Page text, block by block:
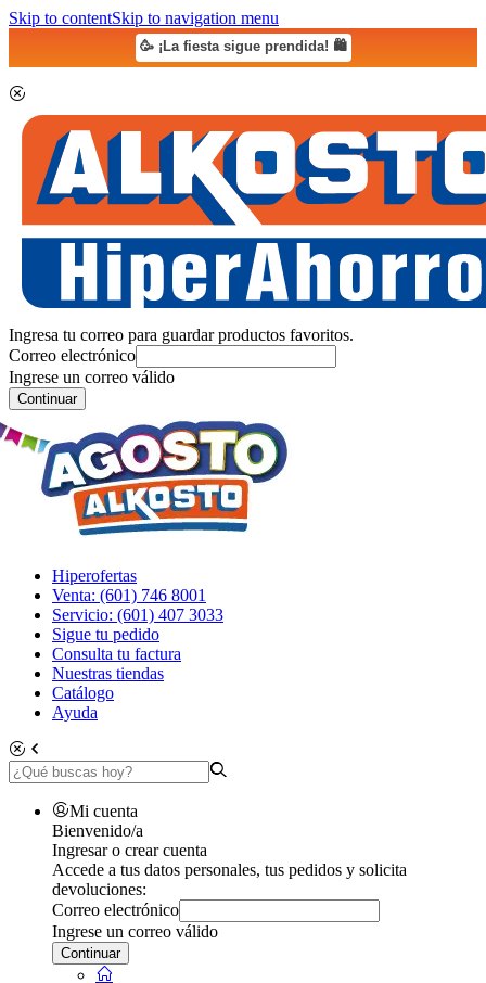
Skip to contentSkip to navigation menu
🥳 ¡La fiesta sigue prendida! 🛍️
Ingresa tu correo para guardar productos favoritos.
Correo electrónico
Ingrese un correo válido
Continuar
Hiperofertas
Venta: (601) 746 8001
Servicio: (601) 407 3033
Sigue tu pedido
Consulta tu factura
Nuestras tiendas
Catálogo
Ayuda
Mi cuenta
Bienvenido/a
Ingresar o crear cuenta
Accede a tus datos personales, tus pedidos y solicita
devoluciones:
Correo electrónico
Ingrese un correo válido
Continuar